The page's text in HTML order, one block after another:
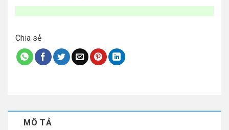
Chia sẻ
MÔ TẢ